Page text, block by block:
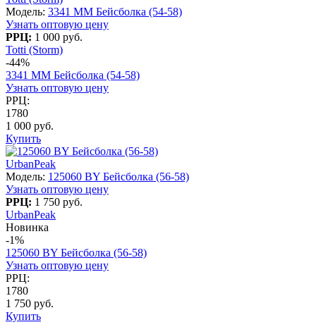
Модель: 3341 MM Бейсболка (54-58)
Узнать оптовую цену
РРЦ: 1 000 руб.
Totti (Storm)
-44%
3341 MM Бейсболка (54-58)
Узнать оптовую цену
РРЦ:
1780
1 000 руб.
Купить
UrbanPeak
Модель: 125060 BY Бейсболка (56-58)
Узнать оптовую цену
РРЦ: 1 750 руб.
UrbanPeak
Новинка
-1%
125060 BY Бейсболка (56-58)
Узнать оптовую цену
РРЦ:
1780
1 750 руб.
Купить